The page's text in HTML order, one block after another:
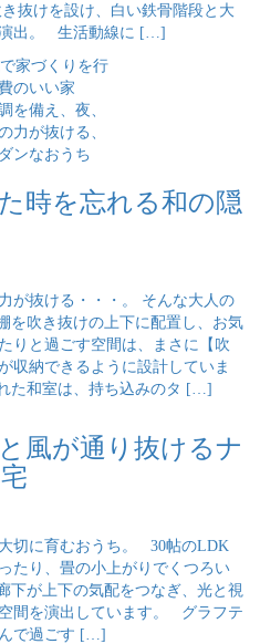
抜けを設け、白い鉄骨階段と大
演出。 生活動線に […]
時を忘れる和の隠
が抜ける・・・。 そんな大人の
を吹き抜けの上下に配置し、お気
りと過ごす空間は、まさに【吹
収納できるように設計していま
た和室は、持ち込みのタ […]
風が通り抜けるナ
切に育むおうち。 30帖のLDK
たり、畳の小上がりでくつろい
が上下の気配をつなぎ、光と視
間を演出しています。 グラフテ
で過ごす […]